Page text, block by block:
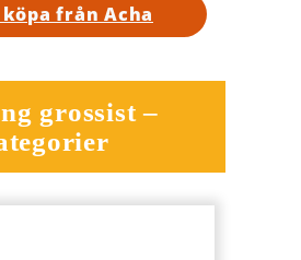
från Acha
grossist –